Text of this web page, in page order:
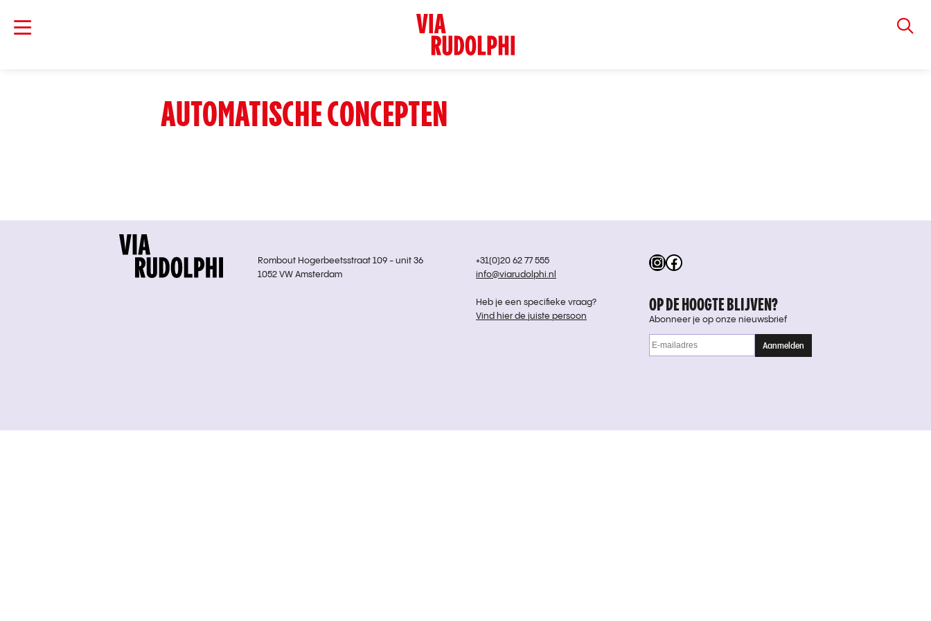
AUTOMATISCHE CONCEPTEN
Instagram
Facebook
Rombout Hogerbeetsstraat 109 - unit 36
1052 VW Amsterdam
+31(0)20 62 77 555
info@viarudolphi.nl
Heb je een specifieke vraag?
Vind hier de juiste persoon
OP DE HOOGTE BLIJVEN?
Abonneer je op onze nieuwsbrief